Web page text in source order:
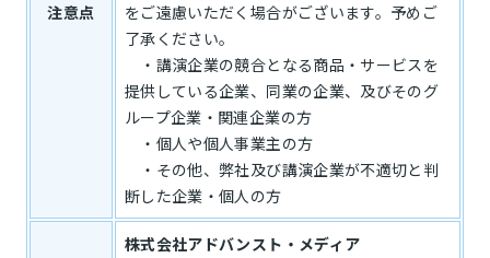
注意点
をご遠慮いただく場合がございます。予めご
了承ください。
・講演企業の競合となる商品・サービスを
提供している企業、同業の企業、及びそのグ
ループ企業・関連企業の方
・個人や個人事業主の方
・その他、弊社及び講演企業が不適切と判
断した企業・個人の方
株式会社アドバンスト・メディア